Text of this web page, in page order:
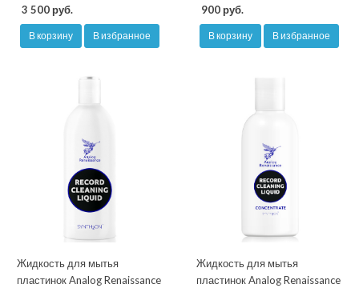
3 500 руб.
В корзину В избранное
900 руб.
В корзину В избранное
Жидкость для мытья
пластинок Analog Renaissance
Жидкость для мытья
пластинок Analog Renaissance